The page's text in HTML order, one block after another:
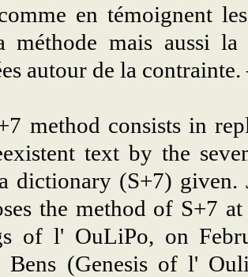
en témoignent
méthode mais aussi
autour de la
method consists in
text by the
dictionary (S+7) given.
the method of S+7
of l' OuLiPo, on
Bens (Genesis of l'